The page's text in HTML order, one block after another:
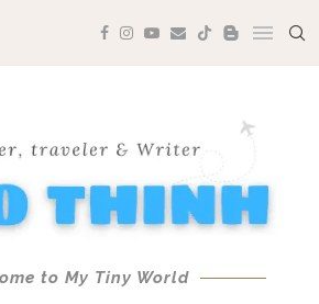
to My Tiny World